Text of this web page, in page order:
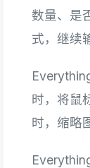
数量、是
式，继续
时，将鼠
时，缩略